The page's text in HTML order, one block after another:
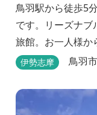
鳥羽駅から徒歩5
です。リーズナブ
旅館。お一人様か
に便利です。
伊勢志摩 鳥羽市